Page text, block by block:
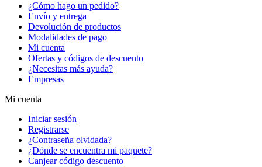
¿Cómo hago un pedido?
Envío y entrega
Devolución de productos
Modalidades de pago
Mi cuenta
Ofertas y códigos de descuento
¿Necesitas más ayuda?
Empresas
Mi cuenta
Iniciar sesión
Registrarse
¿Contraseña olvidada?
¿Dónde se encuentra mi paquete?
Canjear código descuento